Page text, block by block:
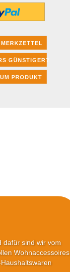
GÜNSTIGER?
PRODUKT
dafür sind wir vom
Wohnaccessoires